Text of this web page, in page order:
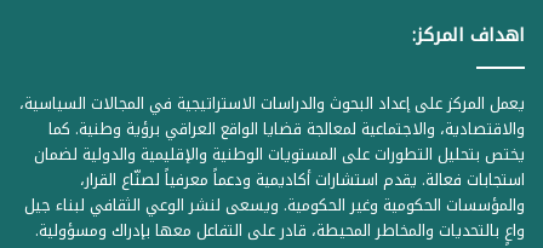
اهداف المركز:
يعمل المركز على إعداد البحوث والدراسات الاستراتيجية في المجالات السياسية،
والاقتصادية، والاجتماعية لمعالجة قضايا الواقع العراقي برؤية وطنية. كما
يختص بتحليل التطورات على المستويات الوطنية والإقليمية والدولية لضمان
استجابات فعالة. يقدم استشارات أكاديمية ودعماً معرفياً لصنّاع القرار،
والمؤسسات الحكومية وغير الحكومية. ويسعى لنشر الوعي الثقافي لبناء جيل
واعٍ بالتحديات والمخاطر المحيطة، قادر على التفاعل معها بإدراك ومسؤولية.